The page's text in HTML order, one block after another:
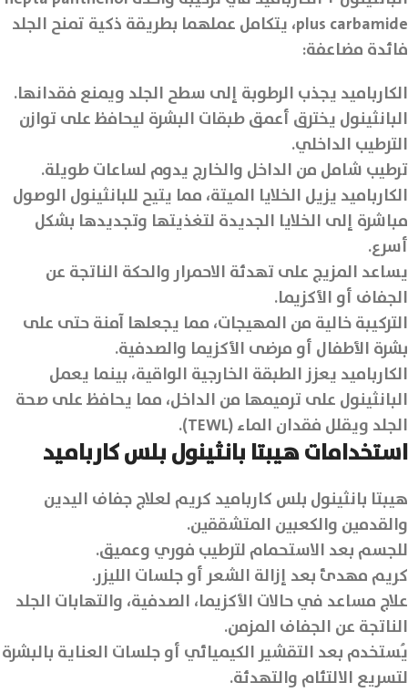
plus carbamide، يتكامل عملهما بطريقة ذكية تمنح الجلد
فائدة مضاعفة:
الكارباميد يجذب الرطوبة إلى سطح الجلد ويمنع فقدانها.
البانثينول يخترق أعمق طبقات البشرة ليحافظ على توازن
الترطيب الداخلي.
ترطيب شامل من الداخل والخارج يدوم لساعات طويلة.
الكارباميد يزيل الخلايا الميتة، مما يتيح للبانثينول الوصول
مباشرة إلى الخلايا الجديدة لتغذيتها وتجديدها بشكل
أسرع.
يساعد المزيج على تهدئة الاحمرار والحكة الناتجة عن
الجفاف أو الأكزيما.
التركيبة خالية من المهيجات، مما يجعلها آمنة حتى على
بشرة الأطفال أو مرضى الأكزيما والصدفية.
الكارباميد يعزز الطبقة الخارجية الواقية، بينما يعمل
البانثينول على ترميمها من الداخل، مما يحافظ على صحة
الجلد ويقلل فقدان الماء (TEWL).
استخدامات هيبتا بانثينول بلس كارباميد
هيبتا بانثينول بلس كارباميد كريم لعلاج جفاف اليدين
والقدمين والكعبين المتشققين.
للجسم بعد الاستحمام لترطيب فوري وعميق.
كريم مهدئ بعد إزالة الشعر أو جلسات الليزر.
علاج مساعد في حالات الأكزيما، الصدفية، والتهابات الجلد
الناتجة عن الجفاف المزمن.
يُستخدم بعد التقشير الكيميائي أو جلسات العناية بالبشرة
لتسريع الالتئام والتهدئة.